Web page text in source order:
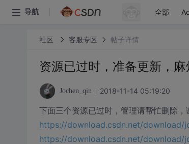
导航 全部
社区 客服专区 帖子详情
资源已过时，准备更新，
Jochen_qin 2018-11-14 05:19:20
下面三个资源已过时，管理请帮忙删除，
https://download.csdn.net/download/
https://download.csdn.net/download/